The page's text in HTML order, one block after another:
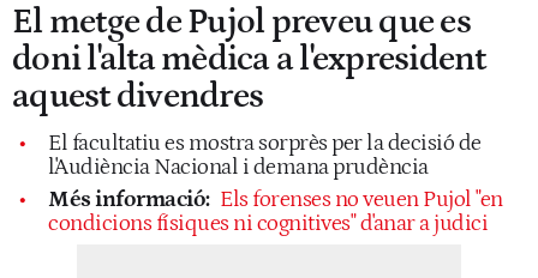
El metge de Pujol preveu que es
doni l'alta mèdica a l'expresident
aquest divendres
El facultatiu es mostra sorprès per la decisió de
l'Audiència Nacional i demana prudència
Més informació: Els forenses no veuen Pujol "en
condicions físiques ni cognitives" d'anar a judici